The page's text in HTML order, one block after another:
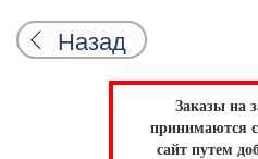
Назад
Заказы на
принимаются
сайт путем